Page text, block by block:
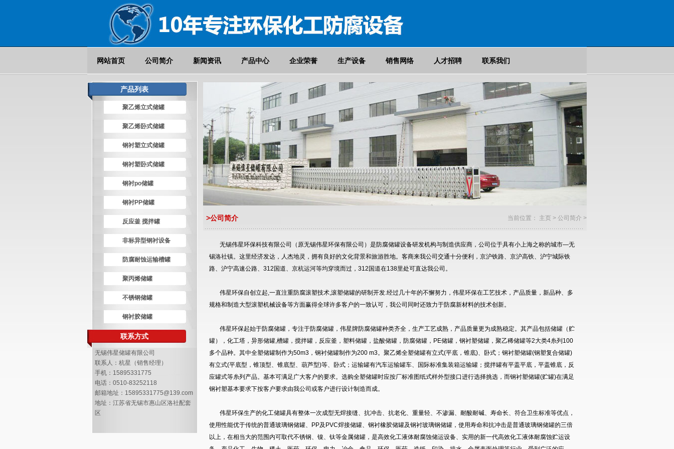
网站首页 公司简介 新闻资讯 产品中心 企业荣誉 生产设备 销售网络 人才招聘 联系我们
产品列表
聚乙烯立式储罐
聚乙烯卧式储罐
钢衬塑立式储罐
钢衬塑卧式储罐
钢衬po储罐
钢衬PP储罐
反应釜 搅拌罐
非标异型钢衬设备
防腐耐蚀运输槽罐
聚丙烯储罐
不锈钢储罐
钢衬胶储罐
联系方式
无锡伟星储罐有限公司
联系人：杭星（销售经理）
手机：15895331775
电话：0510-83252118
邮箱地址：15895331775@139.com
地址：江苏省无锡市惠山区洛社配套
区
当前位置： 主页 > 公司简介 >
>公司简介
无锡伟星环保科技有限公司（原无锡伟星环保有限公司）是防腐储罐设备研发机构与制造供应商，公司位于具有小上海之称的城市—无
锡洛社镇。这里经济发达，人杰地灵，拥有良好的文化背景和旅游胜地。客商来我公司交通十分便利，京沪铁路、京沪高铁、沪宁城际铁
路、沪宁高速公路、312国道、京杭运河等均穿境而过，312国道在138里处可直达我公司。
伟星环保自创立起,一直注重防腐滚塑技术,滚塑储罐的研制开发.经过几十年的不懈努力，伟星环保在工艺技术，产品质量，新品种、多
规格和制造大型滚塑机械设备等方面赢得全球许多客户的一致认可，我公司同时还致力于防腐新材料的技术创新。
伟星环保起始于防腐储罐，专注于防腐储罐，伟星牌防腐储罐种类齐全，生产工艺成熟，产品质量更为成熟稳定。其产品包括储罐（贮
罐），化工塔，异形储罐,槽罐，搅拌罐，反应釜，塑料储罐，盐酸储罐，防腐储罐，PE储罐，钢衬塑储罐，聚乙稀储罐等2大类4糸列100
多个品种。其中全塑储罐制作为50m3，钢衬储罐制作为200 m3。聚乙烯全塑储罐有立式(平底，锥底)、卧式；钢衬塑储罐(钢塑复合储罐)
有立式(平底型，锥顶型、锥底型、葫芦型)等、卧式；运输罐有汽车运输罐车、国际标准集装箱运输罐；搅拌罐有平盖平底，平盖锥底，反
应罐式等糸列产品。基本可满足广大客户的要求。选购全塑储罐时应按厂标准图纸式样外型接口进行选择挑选，而钢衬塑储罐(贮罐)在满足
钢衬塑基本要求下按客户要求由我公司或客户进行设计制造而成。
伟星环保生产的化工储罐具有整体一次成型无焊接缝、抗冲击、抗老化、重量轻、不渗漏、耐酸耐碱、寿命长、符合卫生标准等优点，
使用性能优于传统的普通玻璃钢储罐、PP及PVC焊接储罐、钢衬橡胶储罐及钢衬玻璃钢储罐，使用寿命和抗冲击是普通玻璃钢储罐的三倍
以上，在相当大的范围内可取代不锈钢、镍、钛等金属储罐，是高效化工液体耐腐蚀储运设备、实用的新一代高效化工液体耐腐蚀贮运设